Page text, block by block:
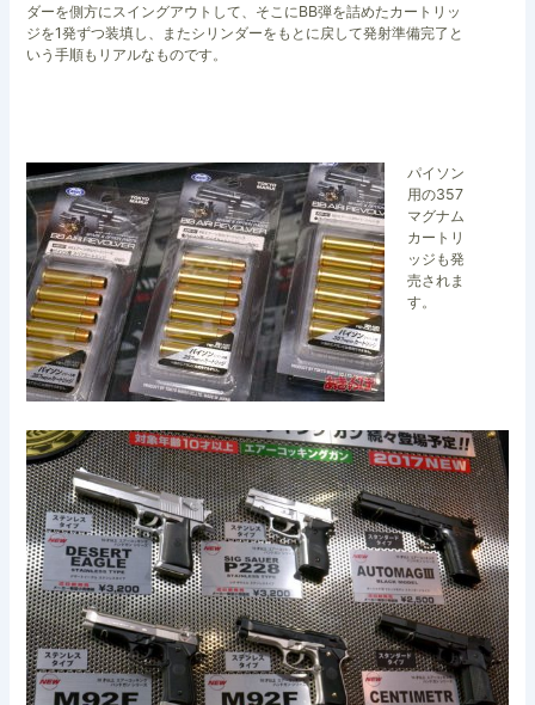
ダーを側方にスイングアウトして、そこにBB弾を詰めたカートリッ
ジを1発ずつ装填し、またシリンダーをもとに戻して発射準備完了と
いう手順もリアルなものです。
パイソン
用の357
マグナム
カートリ
ッジも発
売されま
す。